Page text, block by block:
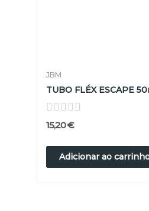
JBM
15,20 €
Adicionar ao